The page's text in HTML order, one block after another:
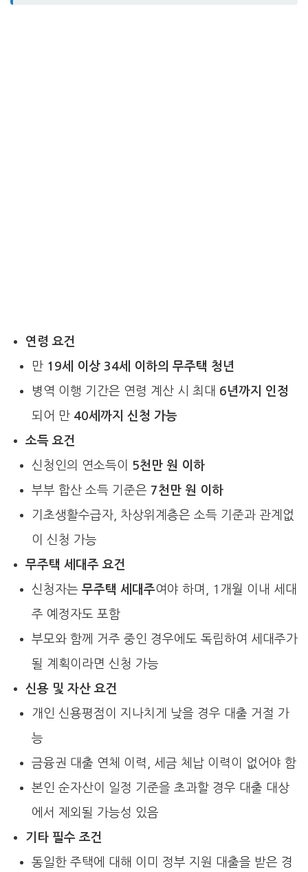
연령 요건
만 19세 이상 34세 이하의 무주택 청년
병역 이행 기간은 연령 계산 시 최대 6년까지 인정
되어 만 40세까지 신청 가능
소득 요건
신청인의 연소득이
5천만 원 이하
부부 합산 소득 기준은 7천만 원 이하
기초생활수급자, 차상위계층은 소득 기준과 관계없
이 신청 가능
무주택 세대주 요건
신청자는 무주택 세대주여야 하며, 1개월 이내 세대
주 예정자도 포함
부모와 함께 거주 중인 경우에도 독립하여 세대주가
될 계획이라면 신청 가능
신용 및 자산 요건
개인 신용평점이 지나치게 낮을 경우 대출 거절 가
능
금융권 대출 연체 이력, 세금 체납 이력이 없어야 함
본인 순자산이 일정 기준을 초과할 경우 대출 대상
에서 제외될 가능성 있음
기타 필수 조건
동일한 주택에 대해 이미 정부 지원 대출을 받은 경